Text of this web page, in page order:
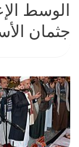
الوسط
جثمان